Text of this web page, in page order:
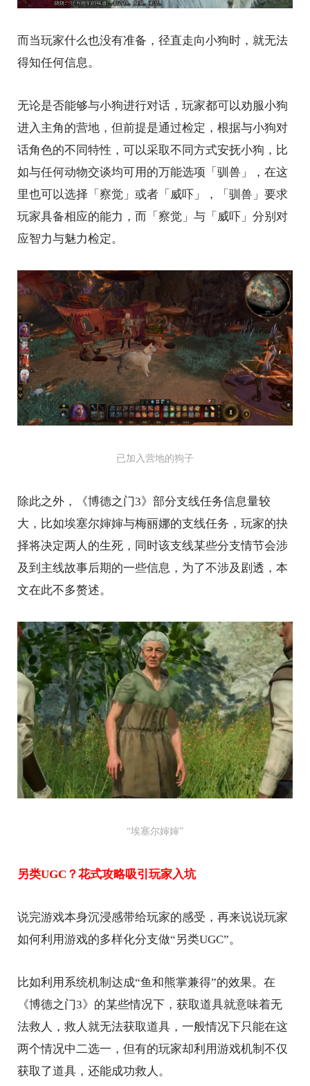
而当玩家什么也没有准备，径直走向小狗时，就无法
得知任何信息。
无论是否能够与小狗进行对话，玩家都可以劝服小狗
进入主角的营地，但前提是通过检定，根据与小狗对
话角色的不同特性，可以采取不同方式安抚小狗，比
如与任何动物交谈均可用的万能选项「驯兽」，在这
里也可以选择「察觉」或者「威吓」，「驯兽」要求
玩家具备相应的能力，而「察觉」与「威吓」分别对
应智力与魅力检定。
已加入营地的狗子
除此之外，《博德之门3》部分支线任务信息量较
大，比如埃塞尔婶婶与梅丽娜的支线任务，玩家的抉
择将决定两人的生死，同时该支线某些分支情节会涉
及到主线故事后期的一些信息，为了不涉及剧透，本
文在此不多赘述。
“埃塞尔婶婶”
另类UGC？花式攻略吸引玩家入坑
说完游戏本身沉浸感带给玩家的感受，再来说说玩家
如何利用游戏的多样化分支做“另类UGC”。
比如利用系统机制达成“鱼和熊掌兼得”的效果。在
《博德之门3》的某些情况下，获取道具就意味着无
法救人，救人就无法获取道具，一般情况下只能在这
两个情况中二选一，但有的玩家却利用游戏机制不仅
获取了道具，还能成功救人。